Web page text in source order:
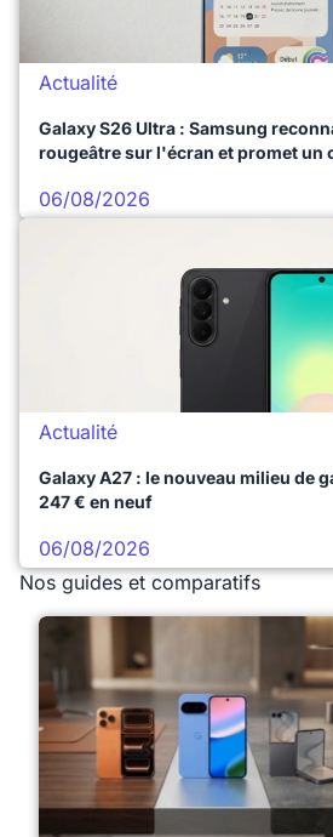
Actualité
Galaxy S26 Ultra : Samsung
rougeâtre sur l'écran et promet un
06/08/2026
Actualité
Galaxy A27 : le nouveau milieu de
247 € en neuf
06/08/2026
Nos guides et comparatifs